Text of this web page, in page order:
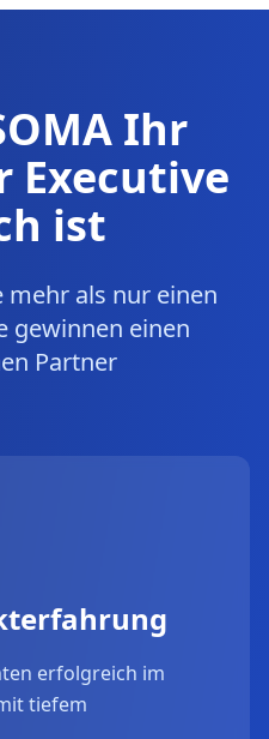
Ihr
Executive
ist
mehr als nur einen
gewinnen einen
Partner
erfolgreich im
tiefem